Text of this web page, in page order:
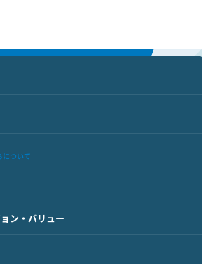
について
ン・バリュー
カデミー型研修」の付いた実
ータ利活用研修